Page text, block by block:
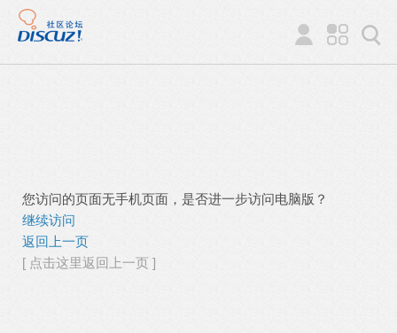
您访问的页面无手机页面，是否进一步访问电脑版？
继续访问
返回上一页
[ 点击这里返回上一页 ]